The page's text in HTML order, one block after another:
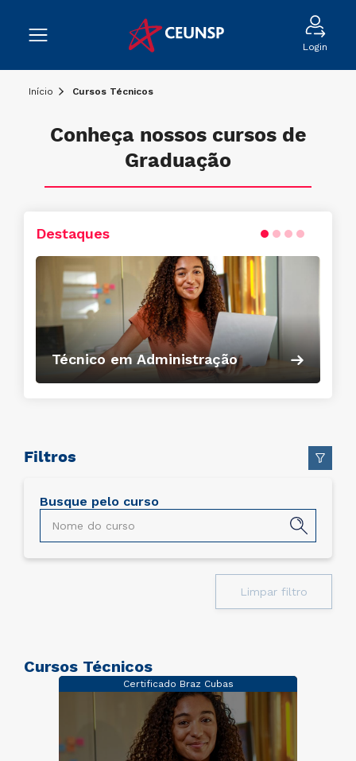
Login
Início Cursos Técnicos
Filtros
Busque pelo curso
Limpar filtro
Conheça nossos cursos de
Graduação
Destaques
Técnico em Administração
Conheça o curso
Cursos Técnicos
Certificado Braz Cubas